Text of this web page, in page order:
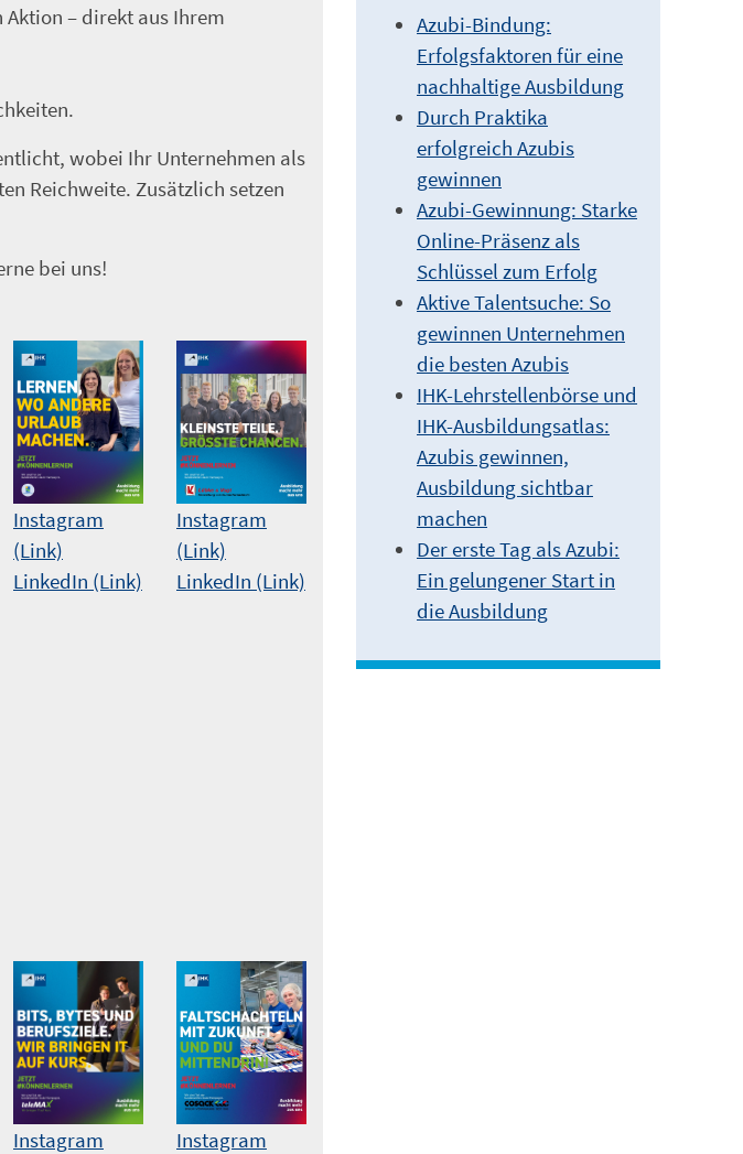
Aktion – direkt aus Ihrem
wobei Ihr Unternehmen als
Reichweite. Zusätzlich setzen
bei uns!
Instagram
(Link)
LinkedIn (Link)
Instagram
(Link)
LinkedIn (Link)
Instagram
Instagram
Azubi-Bindung:
Erfolgsfaktoren für eine
nachhaltige Ausbildung
Durch Praktika
erfolgreich Azubis
gewinnen
Azubi-Gewinnung: Starke
Online-Präsenz als
Schlüssel zum Erfolg
Aktive Talentsuche: So
gewinnen Unternehmen
die besten Azubis
IHK-Lehrstellenbörse und
IHK-Ausbildungsatlas:
Azubis gewinnen,
Ausbildung sichtbar
machen
Der erste Tag als Azubi:
Ein gelungener Start in
die Ausbildung